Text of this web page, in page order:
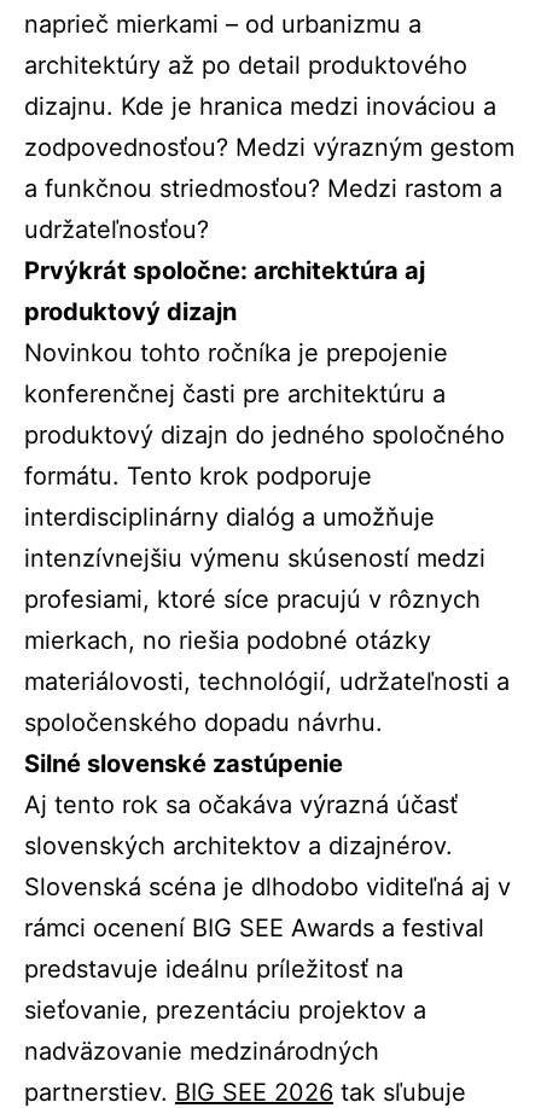
naprieč mierkami – od urbanizmu a
architektúry až po detail produktového
dizajnu. Kde je hranica medzi inováciou a
zodpovednosťou? Medzi výrazným gestom
a funkčnou striedmosťou? Medzi rastom a
udržateľnosťou?
Prvýkrát spoločne: architektúra aj
produktový dizajn
Novinkou tohto ročníka je prepojenie
konferenčnej časti pre architektúru a
produktový dizajn do jedného spoločného
formátu. Tento krok podporuje
interdisciplinárny dialóg a umožňuje
intenzívnejšiu výmenu skúseností medzi
profesiami, ktoré síce pracujú v rôznych
mierkach, no riešia podobné otázky
materiálovosti, technológií, udržateľnosti a
spoločenského dopadu návrhu.
Silné slovenské zastúpenie
Aj tento rok sa očakáva výrazná účasť
slovenských architektov a dizajnérov.
Slovenská scéna je dlhodobo viditeľná aj v
rámci ocenení BIG SEE Awards a festival
predstavuje ideálnu príležitosť na
sieťovanie, prezentáciu projektov a
nadväzovanie medzinárodných
partnerstiev. BIG SEE 2026 tak sľubuje